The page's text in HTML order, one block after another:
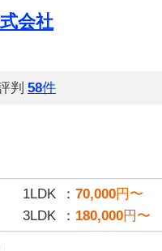
会社
判 58件
1LDK 70,000円〜
3LDK 180,000円〜